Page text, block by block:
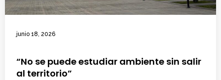
junio 18, 2026
“No se puede estudiar ambiente sin salir
al territorio”